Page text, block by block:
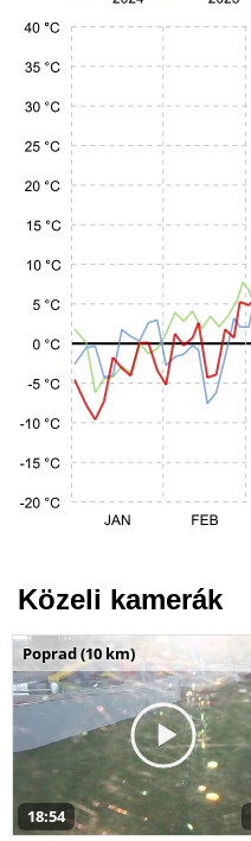
Közeli kamerák
Poprad (10 km)
18:54